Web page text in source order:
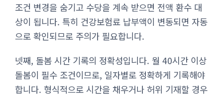
조건 변경을 숨기고 수당을 계속 받으면 전액 환수 대
상이 됩니다. 특히 건강보험료 납부액이 변동되면 자동
으로 확인되므로 주의가 필요합니다.
넷째, 돌봄 시간 기록의 정확성입니다. 월 40시간 이상
돌봄이 필수 조건이므로, 일자별로 정확하게 기록해야
합니다. 형식적으로 시간을 채우거나 허위 기재할 경우